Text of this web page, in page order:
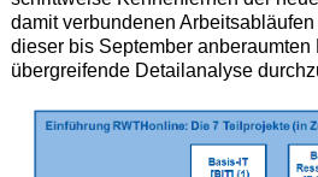
damit verbundenen Arbeitsabläufen
dieser bis September anberaumten
übergreifende Detailanalyse